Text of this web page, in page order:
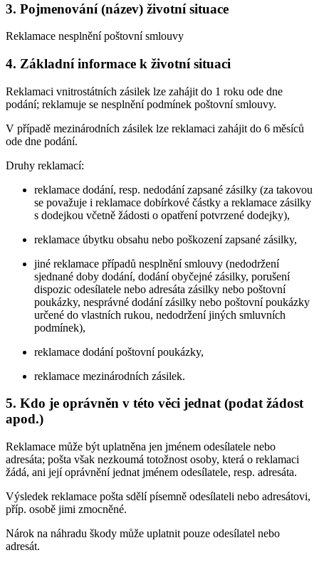
3. Pojmenování (název) životní situace
Reklamace nesplnění poštovní smlouvy
4. Základní informace k životní situaci
Reklamaci vnitrostátních zásilek lze zahájit do 1 roku ode dne
podání; reklamuje se nesplnění podmínek poštovní smlouvy.
V případě mezinárodních zásilek lze reklamaci zahájit do 6 měsíců
ode dne podání.
Druhy reklamací:
reklamace dodání, resp. nedodání zapsané zásilky (za takovou
se považuje i reklamace dobírkové částky a reklamace zásilky
s dodejkou včetně žádosti o opatření potvrzené dodejky),
reklamace úbytku obsahu nebo poškození zapsané zásilky,
jiné reklamace případů nesplnění smlouvy (nedodržení
sjednané doby dodání, dodání obyčejné zásilky, porušení
dispozic odesílatele nebo adresáta zásilky nebo poštovní
poukázky, nesprávné dodání zásilky nebo poštovní poukázky
určené do vlastních rukou, nedodržení jiných smluvních
podmínek),
reklamace dodání poštovní poukázky,
reklamace mezinárodních zásilek.
5. Kdo je oprávněn v této věci jednat (podat žádost
apod.)
Reklamace může být uplatněna jen jménem odesílatele nebo
adresáta; pošta však nezkoumá totožnost osoby, která o reklamaci
žádá, ani její oprávnění jednat jménem odesílatele, resp. adresáta.
Výsledek reklamace pošta sdělí písemně odesílateli nebo adresátovi,
příp. osobě jimi zmocněné.
Nárok na náhradu škody může uplatnit pouze odesílatel nebo
adresát.